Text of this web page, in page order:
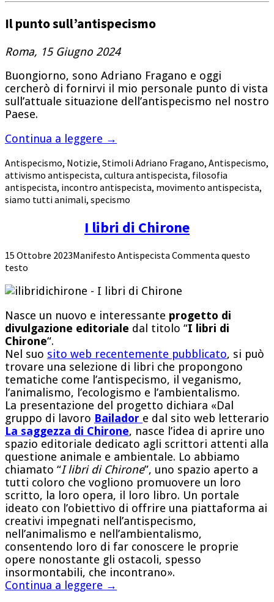
Il punto sull’antispecismo
Roma, 15 Giugno 2024
Buongiorno, sono Adriano Fragano e oggi
cercherò di fornirvi il mio personale punto di vista
sull’attuale situazione dell’antispecismo nel nostro
Paese.
Continua a leggere →
Antispecismo, Notizie, StimoliAdriano Fragano, Antispecismo,
attivismo antispecista, cultura antispecista, filosofia
antispecista, incontro antispecista, movimento antispecista,
siamo tutti animali, specismo
I libri di Chirone
15 Ottobre 2023Manifesto Antispecista Commenta questo
testo
Nasce un nuovo e interessante progetto di
divulgazione editoriale dal titolo “I libri di
Chirone“.
Nel suo sito web recentemente pubblicato, si può
trovare una selezione di libri che propongono
tematiche come l’antispecismo, il veganismo,
l’animalismo, l’ecologismo e l’ambientalismo.
La presentazione del progetto dichiara «Dal
gruppo di lavoro Bailador e dal sito web letterario
La saggezza di Chirone, nasce l’idea di aprire uno
spazio editoriale dedicato agli scrittori attenti alla
questione animale e ambientale. Lo abbiamo
chiamato “I libri di Chirone”, uno spazio aperto a
tutti coloro che vogliono promuovere un loro
scritto, la loro opera, il loro libro. Un portale
ideato con l’obiettivo di offrire una piattaforma ai
creativi impegnati nell’antispecismo,
nell’animalismo e nell’ambientalismo,
consentendo loro di far conoscere le proprie
opere nonostante gli ostacoli, spesso
insormontabili, che incontrano».
Continua a leggere →